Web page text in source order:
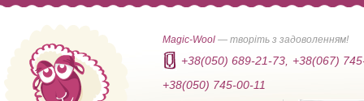
Magic-Wool — творіть з задоволенням!
+38(050) 689-21-73,
+38(067)
+38(050) 745-00-11